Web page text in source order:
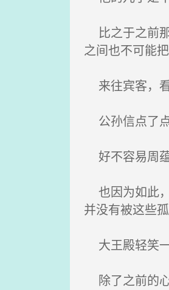
比之于之前
之间也不可能
来往宾客，
公孙信点了
好不容易周
也因为如此
并没有被这些
大王殿轻笑
除了之前的